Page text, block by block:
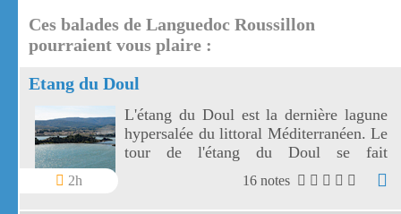
Ces balades de Languedoc Roussillon
pourraient vous plaire :
Etang du Doul
2h
L'étang du Doul est la dernière lagune
hypersalée du littoral Méditerranéen. Le
tour de l'étang du Doul se fait
facilement en 1 heure environ.
16 notes